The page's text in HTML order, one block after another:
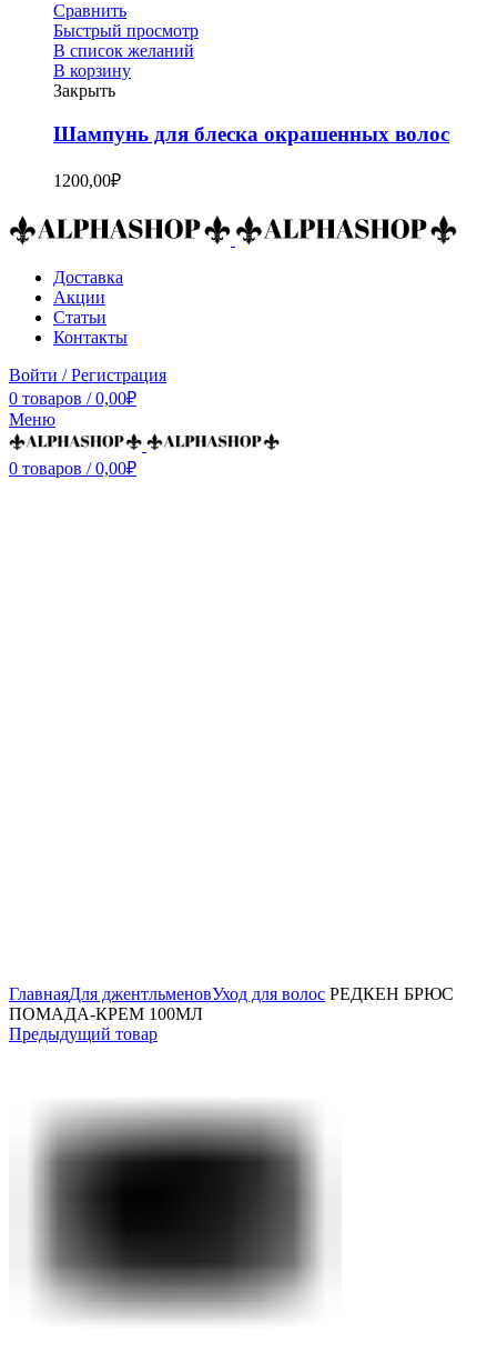
Сравнить
Быстрый просмотр
В список желаний
В корзину
Закрыть
Шампунь для блеска окрашенных волос
1200,00₽
Доставка
Акции
Статьи
Контакты
Войти / Регистрация
0 товаров / 0,00₽
Меню
0 товаров / 0,00₽
ГлавнаяДля джентльменовУход для волос РЕДКЕН БРЮС
ПОМАДА-КРЕМ 100МЛ
Предыдущий товар